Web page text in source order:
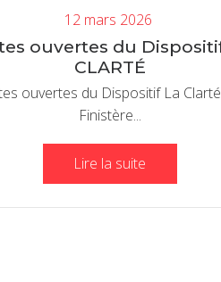
ouvertes du
CLARTÉ
ouvertes du Dispositif La
Finistère...
Lire la suite
12 mars 2026